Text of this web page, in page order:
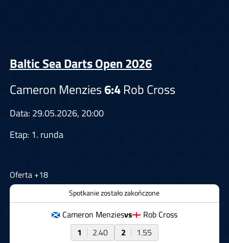
Baltic Sea Darts Open 2026
Cameron Menzies6:4Rob Cross
Data: 29.05.2026, 20:00
Etap: 1. runda
Oferta +18
Spotkanie zostało zakończone
Cameron Menziesvs
Rob Cross
1
2.40 2 1.55